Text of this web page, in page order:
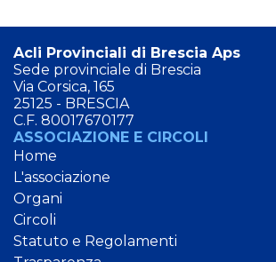
Acli Provinciali di Brescia Aps
Sede provinciale di Brescia
Via Corsica, 165
25125 - BRESCIA
C.F. 80017670177
ASSOCIAZIONE E CIRCOLI
Home
L'associazione
Organi
Circoli
Statuto e Regolamenti